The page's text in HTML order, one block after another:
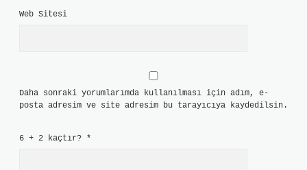
Web Sitesi
Daha sonraki yorumlarımda kullanılması için adım, e-
posta adresim ve site adresim bu tarayıcıya kaydedilsin.
6 + 2 kaçtır? *